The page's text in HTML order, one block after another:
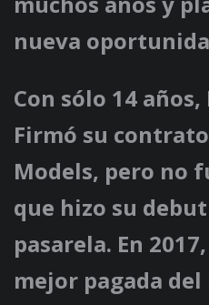
nueva
Con sólo 14 años,
Firmó su
Models, pero no
que hizo su
pasarela. En
mejor pagada